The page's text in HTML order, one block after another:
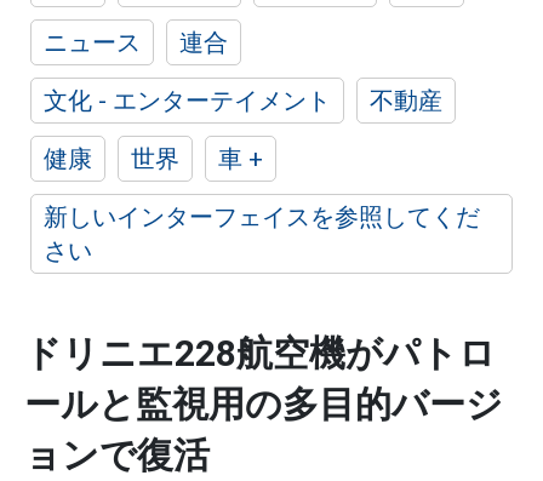
ニュース
連合
文化 - エンターテイメント
不動産
健康
世界
車 +
新しいインターフェイスを参照してくだ
さい
ドリニエ228航空機がパトロ
ールと監視用の多目的バージ
ョンで復活